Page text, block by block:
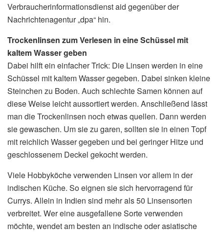
Verbraucherinformationsdienst aid gegenüber der
Nachrichtenagentur „dpa“ hin.
Trockenlinsen zum Verlesen in eine Schüssel mit
kaltem Wasser geben
Dabei hilft ein einfacher Trick: Die Linsen werden in eine
Schüssel mit kaltem Wasser gegeben. Dabei sinken kleine
Steinchen zu Boden. Auch schlechte Samen können auf
diese Weise leicht aussortiert werden. Anschließend lässt
man die Trockenlinsen noch etwas quellen. Dann werden
sie gewaschen. Um sie zu garen, sollten sie in einen Topf
mit reichlich Wasser gegeben und bei geringer Hitze und
geschlossenem Deckel gekocht werden.
Viele Hobbyköche verwenden Linsen vor allem in der
indischen Küche. So eignen sie sich hervorragend für
Currys. Allein in Indien sind mehr als 50 Linsensorten
verbreitet. Wer eine ausgefallene Sorte verwenden
möchte, wendet am besten an indische oder asiatische